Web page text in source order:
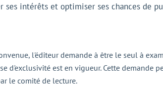
intérêts et optimiser ses chances de
l'éditeur demande à être le seul à
d'exclusivité est en vigueur. Cette demande
le comité de lecture.